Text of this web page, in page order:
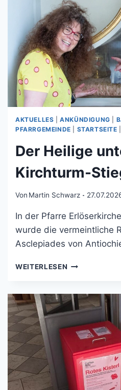
AKTUELLES |ANKÜNDIGUNG
PFARRGEMEINDE
STARTSEITE
Der Heilige
Kirchturm-
Von Martin Schwarz
In der Pfarre
wurde die vermeintliche
Asclepiades von
WEITERLESEN